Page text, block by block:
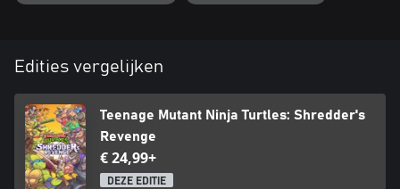
Edities vergelijken
Teenage Mutant Ninja Turtles: Shredder's
Revenge
€ 24,99+
DEZE EDITIE